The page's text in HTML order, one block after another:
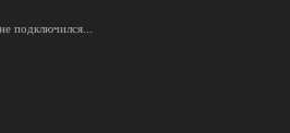
подключился...